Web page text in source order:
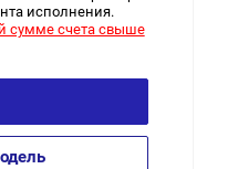
исполнения.
сумме счета свыше